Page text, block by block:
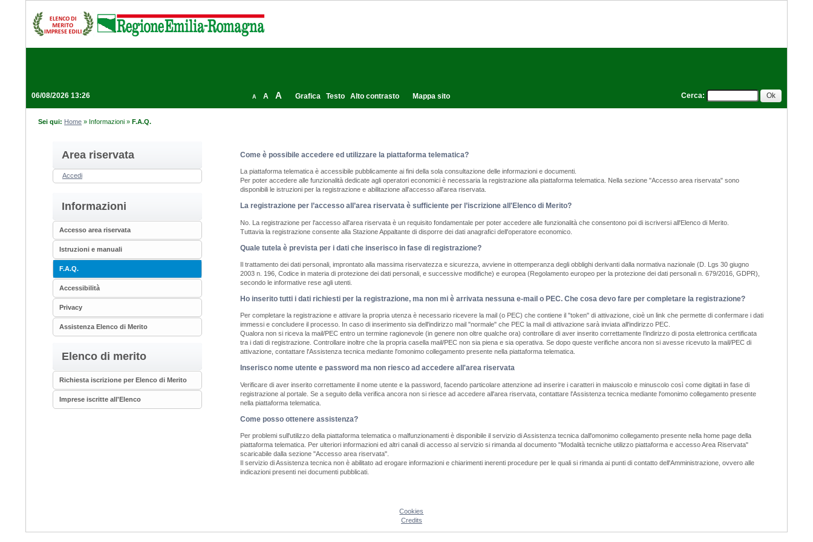
06/08/2026 13:26 Cerca:
A A A Grafica Testo Alto contrasto Mappa sito
Sei qui: Home » Informazioni »F.A.Q.
Area riservata
Accedi
Informazioni
Accesso area riservata
Istruzioni e manuali
F.A.Q.
Accessibilità
Privacy
Assistenza Elenco di Merito
Elenco di merito
Richiesta iscrizione per Elenco di Merito
Imprese iscritte all'Elenco
Come è possibile accedere ed utilizzare la piattaforma telematica?
La piattaforma telematica è accessibile pubblicamente ai fini della sola consultazione delle informazioni e documenti.
Per poter accedere alle funzionalità dedicate agli operatori economici è necessaria la registrazione alla piattaforma telematica. Nella sezione "Accesso area riservata" sono
disponibili le istruzioni per la registrazione e abilitazione all'accesso all'area riservata.
La registrazione per l’accesso all’area riservata è sufficiente per l’iscrizione all'Elenco di Merito?
No. La registrazione per l'accesso all'area riservata è un requisito fondamentale per poter accedere alle funzionalità che consentono poi di iscriversi all'Elenco di Merito.
Tuttavia la registrazione consente alla Stazione Appaltante di disporre dei dati anagrafici dell'operatore economico.
Quale tutela è prevista per i dati che inserisco in fase di registrazione?
Il trattamento dei dati personali, improntato alla massima riservatezza e sicurezza, avviene in ottemperanza degli obblighi derivanti dalla normativa nazionale (D. Lgs 30 giugno
2003 n. 196, Codice in materia di protezione dei dati personali, e successive modifiche) e europea (Regolamento europeo per la protezione dei dati personali n. 679/2016, GDPR),
secondo le informative rese agli utenti.
Ho inserito tutti i dati richiesti per la registrazione, ma non mi è arrivata nessuna e-mail o PEC. Che cosa devo fare per completare la registrazione?
Per completare la registrazione e attivare la propria utenza è necessario ricevere la mail (o PEC) che contiene il "token" di attivazione, cioè un link che permette di confermare i dati
immessi e concludere il processo. In caso di inserimento sia dell'indirizzo mail "normale" che PEC la mail di attivazione sarà inviata all'indirizzo PEC.
Qualora non si riceva la mail/PEC entro un termine ragionevole (in genere non oltre qualche ora) controllare di aver inserito correttamente l’indirizzo di posta elettronica certificata
tra i dati di registrazione. Controllare inoltre che la propria casella mail/PEC non sia piena e sia operativa. Se dopo queste verifiche ancora non si avesse ricevuto la mail/PEC di
attivazione, contattare l'Assistenza tecnica mediante l'omonimo collegamento presente nella piattaforma telematica.
Inserisco nome utente e password ma non riesco ad accedere all'area riservata
Verificare di aver inserito correttamente il nome utente e la password, facendo particolare attenzione ad inserire i caratteri in maiuscolo e minuscolo così come digitati in fase di
registrazione al portale. Se a seguito della verifica ancora non si riesce ad accedere all'area riservata, contattare l'Assistenza tecnica mediante l'omonimo collegamento presente
nella piattaforma telematica.
Come posso ottenere assistenza?
Per problemi sull'utilizzo della piattaforma telematica o malfunzionamenti è disponibile il servizio di Assistenza tecnica dall'omonimo collegamento presente nella home page della
piattaforma telematica. Per ulteriori informazioni ed altri canali di accesso al servizio si rimanda al documento "Modalità tecniche utilizzo piattaforma e accesso Area Riservata"
scaricabile dalla sezione "Accesso area riservata".
Il servizio di Assistenza tecnica non è abilitato ad erogare informazioni e chiarimenti inerenti procedure per le quali si rimanda ai punti di contatto dell'Amministrazione, ovvero alle
indicazioni presenti nei documenti pubblicati.
Cookies
Credits